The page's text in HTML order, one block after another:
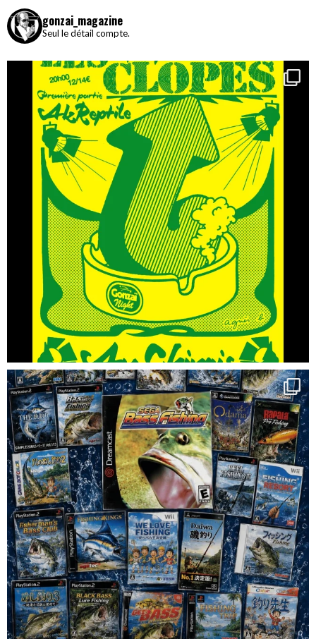
gonzai_magazine
Seul le détail compte.